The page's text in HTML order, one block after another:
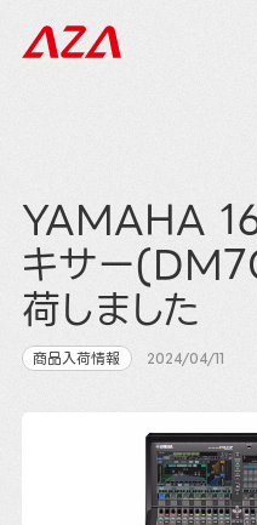
YAMAHA
キサー
荷しました
商品入荷情報 2024/04/11